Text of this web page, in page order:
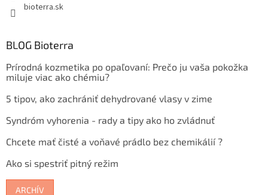
bioterra.sk
BLOG Bioterra
Prírodná kozmetika po opaľovaní: Prečo ju vaša pokožka
miluje viac ako chémiu?
5 tipov, ako zachrániť dehydrované vlasy v zime
Syndróm vyhorenia - rady a tipy ako ho zvládnuť
Chcete mať čisté a voňavé prádlo bez chemikálií ?
Ako si spestriť pitný režim
ARCHÍV